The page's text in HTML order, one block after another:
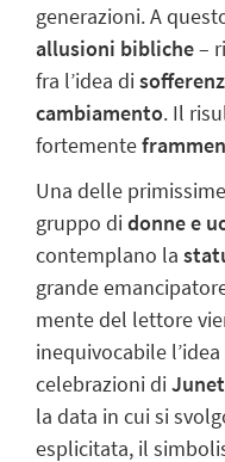
generazioni. A
allusioni bibliche–
fra l’idea di
cambiamento. Il
fortemente
Una delle
gruppo didonne e
contemplano la
grande
mente del lettore
inequivocabile
celebrazioni di
la data in cui si
esplicitata, il